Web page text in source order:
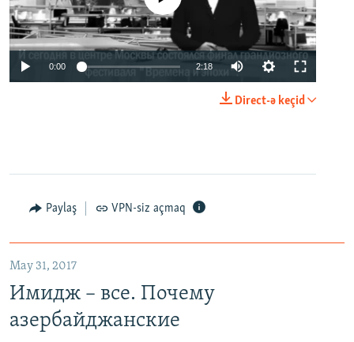
0:00 2:18
Direct-ə keçid
Paylaş VPN-siz açmaq
May 31, 2017
Имидж – все. Почему
азербайджанские